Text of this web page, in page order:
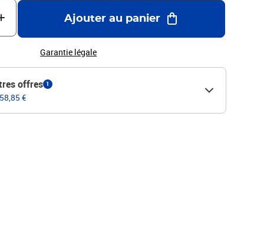
Ajouter au panier
Garantie légale
offres 1
€